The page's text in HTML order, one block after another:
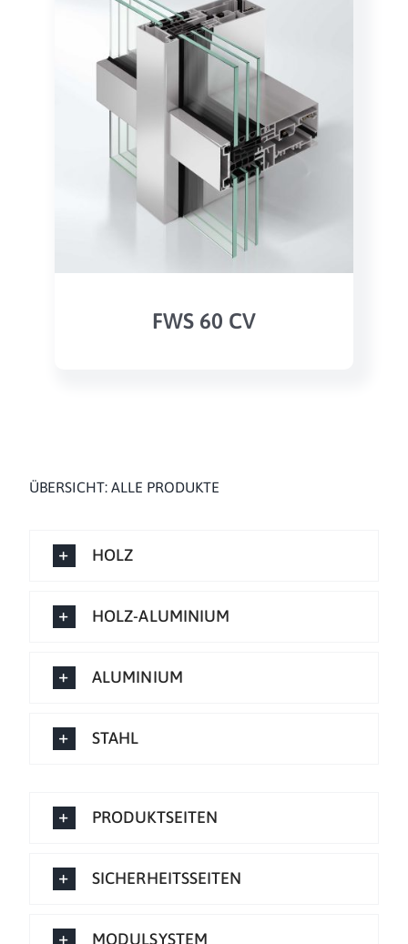
FWS 60 CV
ÜBERSICHT: ALLE PRODUKTE
HOLZ
HOLZ-ALUMINIUM
ALUMINIUM
STAHL
PRODUKTSEITEN
SICHERHEITSSEITEN
MODULSYSTEM